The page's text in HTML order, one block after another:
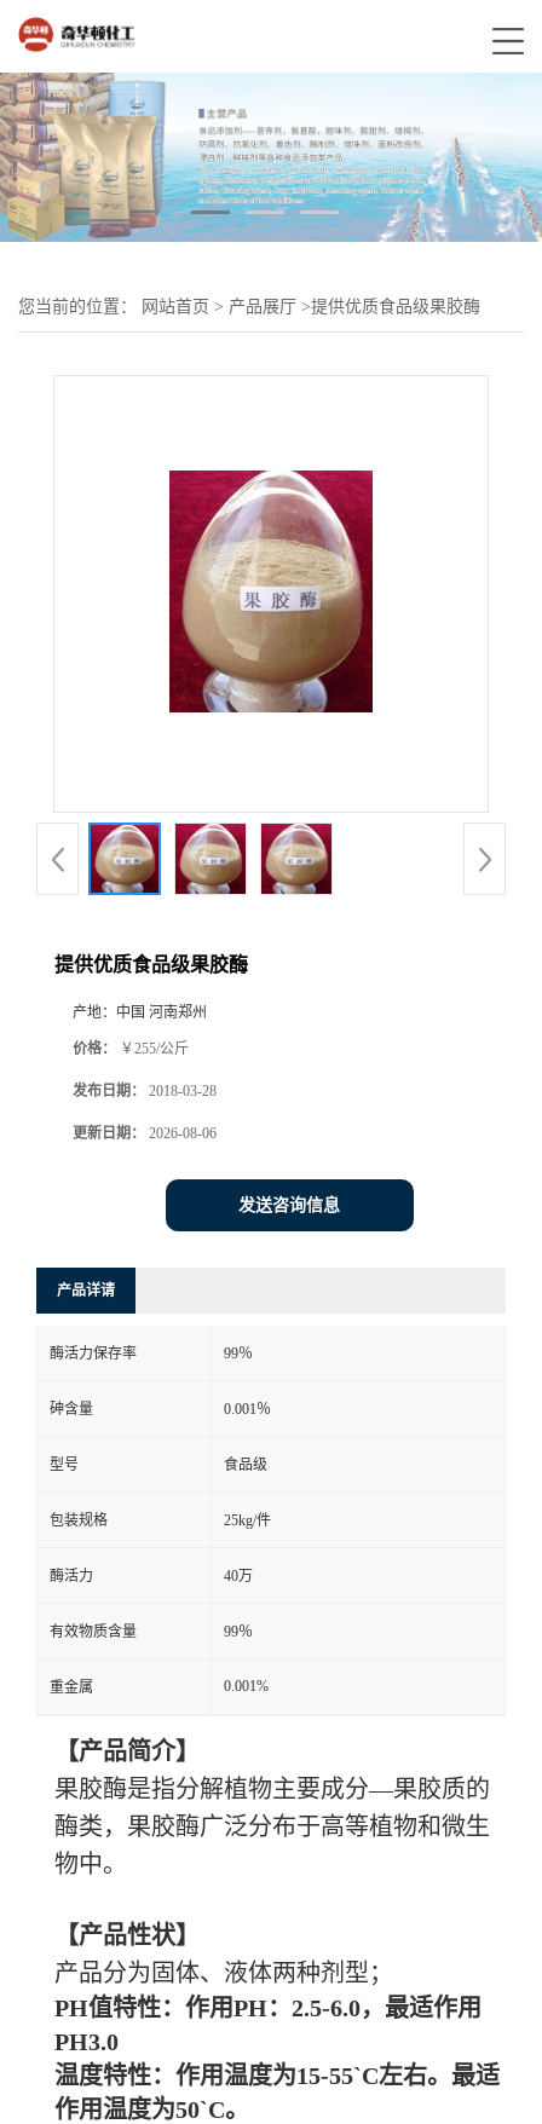
您当前的位置： 网站首页 > 产品展厅 >提供优质食品级果胶酶
提供优质食品级果胶酶
产地： 中国 河南郑州
价格： ￥255/公斤
发布日期： 2018-03-28
更新日期： 2026-08-06
发送咨询信息
产品详请
酶活力保存率 99％
砷含量 0.001％
型号 食品级
包装规格 25kg/件
酶活力 40万
有效物质含量 99％
重金属 0.001%
【产品简介】
果胶酶是指分解植物主要成分—果胶质的
酶类，果胶酶广泛分布于高等植物和微生
物中。
【产品性状】
产品分为固体、液体两种剂型；
PH值特性：作用PH：2.5-6.0，最适作用
PH3.0
温度特性：作用温度为15-55`C左右。最适
作用温度为50`C。